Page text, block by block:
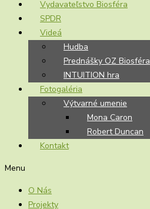
Vydavateľstvo Biosféra
SPDR
Videá
Hudba
Prednášky OZ Biosféra
INTUITION hra
Fotogaléria
Výtvarné umenie
Mona Caron
Robert Duncan
Kontakt
Menu
O Nás
Projekty